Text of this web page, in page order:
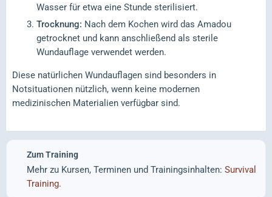
Wasser für etwa eine Stunde sterilisiert.
Trocknung: Nach dem Kochen wird das Amadou
getrocknet und kann anschließend als sterile
Wundauflage verwendet werden.
Diese natürlichen Wundauflagen sind besonders in
Notsituationen nützlich, wenn keine modernen
medizinischen Materialien verfügbar sind.
Zum Training
Mehr zu Kursen, Terminen und Trainingsinhalten: Survival
Training.